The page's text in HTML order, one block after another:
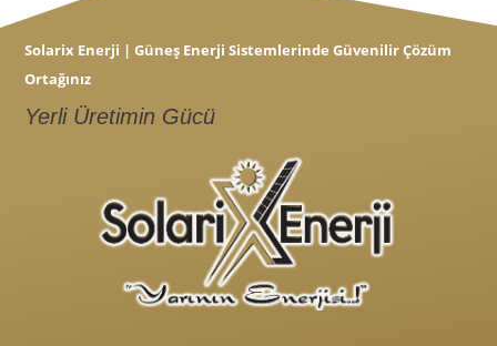
Solarix Enerji | Güneş Enerji Sistemlerinde Güvenilir Çözüm
Ortağınız
Yerli Üretimin Gücü